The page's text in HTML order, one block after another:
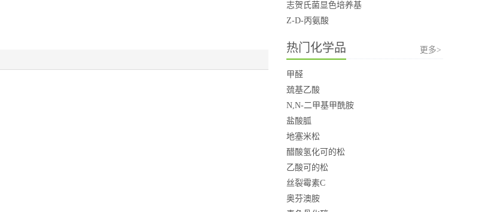
志贺氏菌显色培养基
Z-D-丙氨酸
热门化学品 更多>
甲醛
巯基乙酸
N,N-二甲基甲酰胺
盐酸胍
地塞米松
醋酸氢化可的松
乙酸可的松
丝裂霉素C
奥芬澳胺